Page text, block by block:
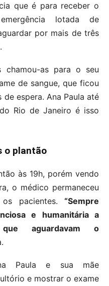
que é para receber o
lotada de
por mais de três
chamou-as para o seu
de sangue, que ficou
espera. Ana Paula até
Rio de Janeiro é isso
o plantão
às 19h, porém vendo
o médico permaneceu
pacientes. “Sempre
e humanitária a
aguardavam o
Paula e sua mãe
e mostrar o exame